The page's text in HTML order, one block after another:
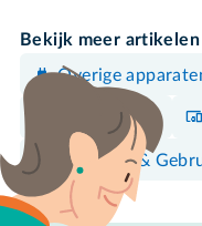
Bekijk meer
Overige
iPhone/iPad
Bedienen &